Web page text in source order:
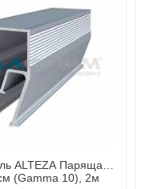
ALTEZA Парящая
(Gamma 10), 2м